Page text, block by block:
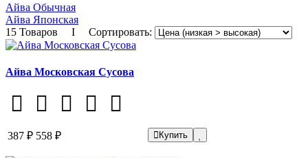
Айва Обычная
Айва Японская
15 Товаров I Сортировать:
Айва Московская Сусова
387 ₽ 558 ₽ Купить